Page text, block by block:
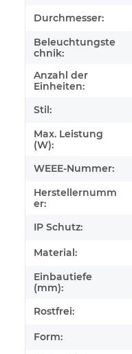
Durchmesser:
Beleuchtungste
chnik:
Anzahl der
Einheiten:
Stil:
Max. Leistung
(W):
WEEE-Nummer:
Herstellernumm
er:
IP Schutz:
Material:
Einbautiefe
(mm):
Rostfrei:
Form: